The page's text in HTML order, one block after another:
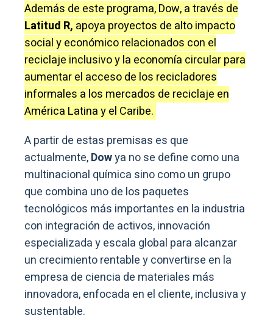
Además de este programa, Dow, a través de
Latitud R, apoya proyectos de alto impacto
social y económico relacionados con el
reciclaje inclusivo y la economía circular para
aumentar el acceso de los recicladores
informales a los mercados de reciclaje en
América Latina y el Caribe.
A partir de estas premisas es que
actualmente,Dowya no se define como una
multinacional química sino como un grupo
que combina uno de los paquetes
tecnológicos más importantes en la industria
con integración de activos, innovación
especializada y escala global para alcanzar
un crecimiento rentable y convertirse en la
empresa de ciencia de materiales más
innovadora, enfocada en el cliente, inclusiva y
sustentable.